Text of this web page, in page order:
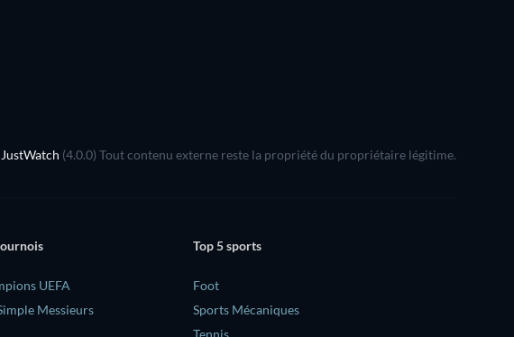
(4.0.0) Tout contenu externe reste la propriété du propriétaire légitime.
UEFA
Messieurs
Top 5 sports
Foot
Sports Mécaniques
Tennis